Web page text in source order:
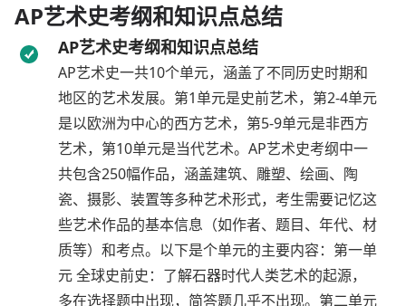
AP艺术史考纲和知识点总结
AP艺术史考纲和知识点总结
AP艺术史一共10个单元，涵盖了不同历史时期和
地区的艺术发展。第1单元是史前艺术，第2-4单元
是以欧洲为中心的西方艺术，第5-9单元是非西方
艺术，第10单元是当代艺术。AP艺术史考纲中一
共包含250幅作品，涵盖建筑、雕塑、绘画、陶
瓷、摄影、装置等多种艺术形式，考生需要记忆这
些艺术作品的基本信息（如作者、题目、年代、材
质等）和考点。以下是个单元的主要内容：第一单
元 全球史前史：了解石器时代人类艺术的起源，
多在选择题中出现，简答题几乎不出现。第二单元